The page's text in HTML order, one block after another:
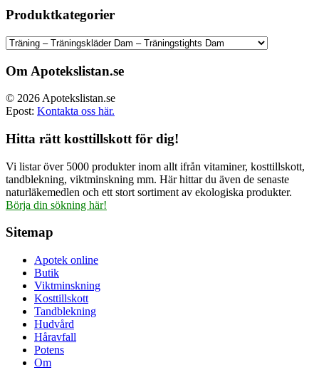
priset
499.00 kr.
priset
är:
374.00 kr.
Produktkategorier
Om Apotekslistan.se
© 2026 Apotekslistan.se
Epost: Kontakta oss här.
Hitta rätt kosttillskott för dig!
Vi listar över 5000 produkter inom allt ifrån vitaminer, kosttillskott,
tandblekning, viktminskning mm. Här hittar du även de senaste
naturläkemedlen och ett stort sortiment av ekologiska produkter.
Börja din sökning här!
Sitemap
Apotek online
Butik
Viktminskning
Kosttillskott
Tandblekning
Hudvård
Håravfall
Potens
Om